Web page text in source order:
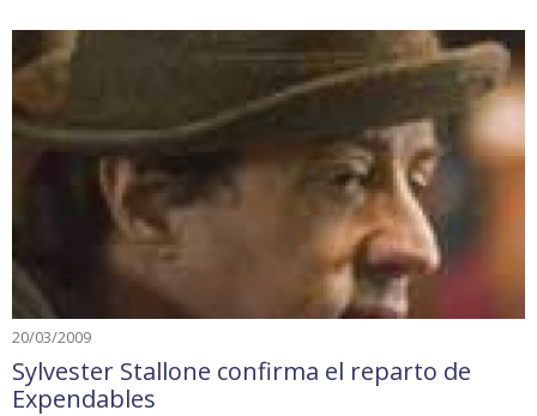
20/03/2009
Sylvester Stallone confirma el reparto de
Expendables